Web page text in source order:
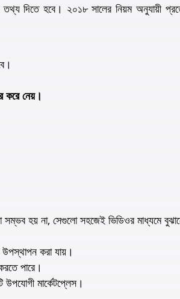
দিতে হবে। ২০১৮ সালের নিয়ম অনুযায়ী
করে নেয়।
হয় না, সেগুলো সহজেই ভিডিওর মাধ্যমে
উপস্থাপন করা যায়।
পারে।
মার্কেটপ্লেস।